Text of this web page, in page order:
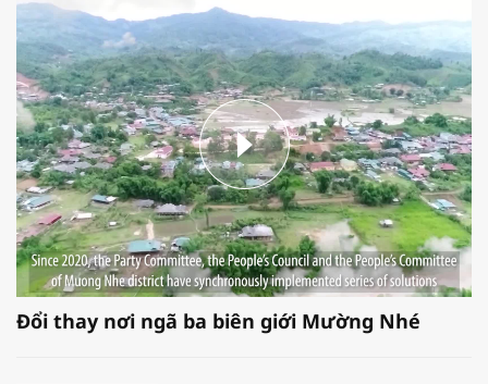
Đổi thay nơi ngã ba biên giới Mường Nhé